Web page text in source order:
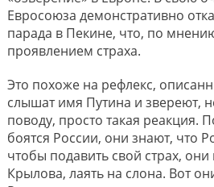
Евросоюза демонстративно
парада в Пекине, что, по
проявлением страха.
Это похоже на рефлекс,
слышат имя Путина и звереют,
поводу, просто такая реакция.
боятся России, они знают, что
чтобы подавить свой страх,
Крылова, лаять на слона. Вот